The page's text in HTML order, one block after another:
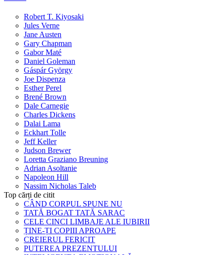
Robert T. Kiyosaki
Jules Verne
Jane Austen
Gary Chapman
Gabor Maté
Daniel Goleman
Gáspár György
Joe Dispenza
Esther Perel
Brené Brown
Dale Carnegie
Charles Dickens
Dalai Lama
Eckhart Tolle
Jeff Keller
Judson Brewer
Loretta Graziano Breuning
Adrian Asoltanie
Napoleon Hill
Nassim Nicholas Taleb
Top cărți de citit
CÂND CORPUL SPUNE NU
TATĂ BOGAT TATĂ SARAC
CELE CINCI LIMBAJE ALE IUBIRII
ȚINE-ȚI COPIII APROAPE
CREIERUL FERICIT
PUTEREA PREZENTULUI